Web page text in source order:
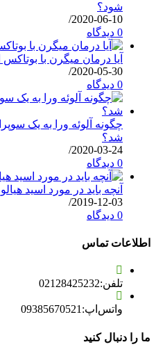
شود؟
2020-06-10
/
0 دیدگاه
آیا درمان میگرن با
2020-05-30
/
0 دیدگاه
چگونه آلوئه ورا به یک
شد؟
2020-03-24
/
0 دیدگاه
آنچه باید در مورد اسید
2019-12-03
/
0 دیدگاه
اطلاعات تماس
تلفن:02128425232
واتس‌اپ: 09385670521
ما را دنبال کنید